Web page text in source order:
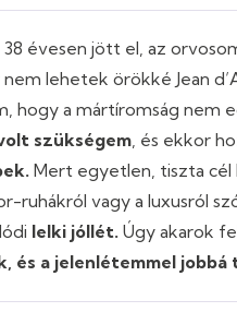
évesen jött el, az
lehetek örökké Jean
hogy a mártíromság nem
szükségem, és ekkor
Mert egyetlen, tiszta
ruhákról vagy a luxusról
lelki jóllét.Úgy akarok
és a jelenlétemmel jobbá